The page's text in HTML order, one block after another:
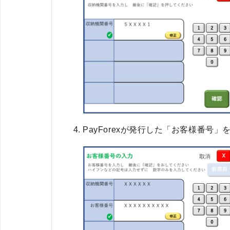
PayForexが発行した「お客様番号」を